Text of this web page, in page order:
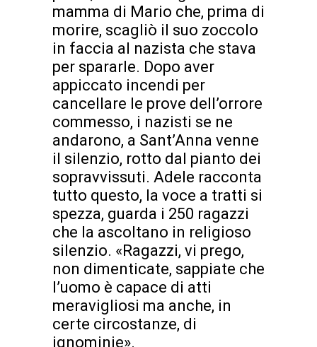
mamma di Mario che, prima di
morire, scagliò il suo zoccolo
in faccia al nazista che stava
per spararle. Dopo aver
appiccato incendi per
cancellare le prove dell’orrore
commesso, i nazisti se ne
andarono, a Sant’Anna venne
il silenzio, rotto dal pianto dei
sopravvissuti. Adele racconta
tutto questo, la voce a tratti si
spezza, guarda i 250 ragazzi
che la ascoltano in religioso
silenzio. «Ragazzi, vi prego,
non dimenticate, sappiate che
l’uomo è capace di atti
meravigliosi ma anche, in
certe circostanze, di
ignominie».